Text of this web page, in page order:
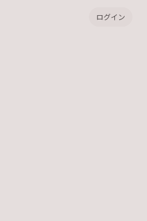
ログイン